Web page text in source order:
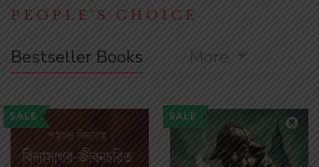
PEOPLE'S CHOICE
Bestseller Books More
SALE SALE